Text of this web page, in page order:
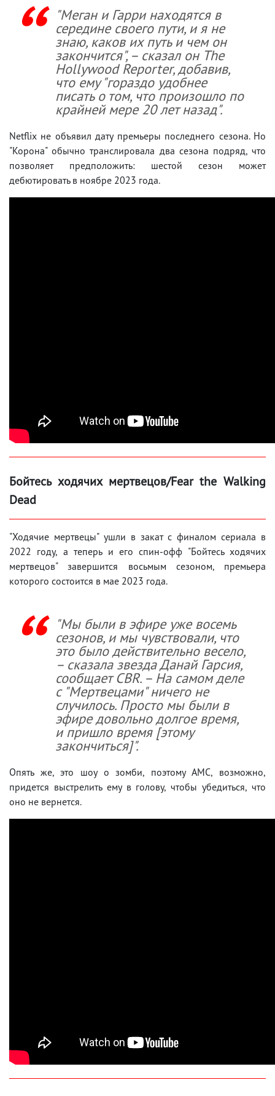
"Меган и Гарри находятся в
середине своего пути, и я не
знаю, каков их путь и чем он
закончится", – сказал он The
Hollywood Reporter, добавив,
что ему "гораздо удобнее
писать о том, что произошло по
крайней мере 20 лет назад".
Netflix не объявил дату премьеры последнего сезона. Но
"Корона" обычно транслировала два сезона подряд, что
позволяет предположить: шестой сезон может
дебютировать в ноябре 2023 года.
Бойтесь ходячих мертвецов/Fear the Walking
Dead
"Ходячие мертвецы" ушли в закат с финалом сериала в
2022 году, а теперь и его спин-офф "Бойтесь ходячих
мертвецов" завершится восьмым сезоном, премьера
которого состоится в мае 2023 года.
"Мы были в эфире уже восемь
сезонов, и мы чувствовали, что
это было действительно весело,
– сказала звезда Данай Гарсия,
сообщает CBR. – На самом деле
с "Мертвецами" ничего не
случилось. Просто мы были в
эфире довольно долгое время,
и пришло время [этому
закончиться]".
Опять же, это шоу о зомби, поэтому AMC, возможно,
придется выстрелить ему в голову, чтобы убедиться, что
оно не вернется.